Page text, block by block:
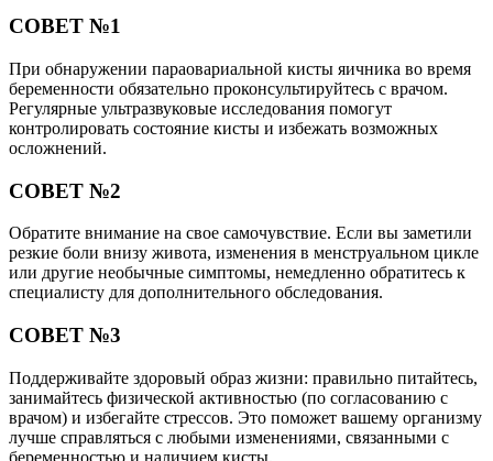
СОВЕТ №1
При обнаружении параовариальной кисты яичника во время
беременности обязательно проконсультируйтесь с врачом.
Регулярные ультразвуковые исследования помогут
контролировать состояние кисты и избежать возможных
осложнений.
СОВЕТ №2
Обратите внимание на свое самочувствие. Если вы заметили
резкие боли внизу живота, изменения в менструальном цикле
или другие необычные симптомы, немедленно обратитесь к
специалисту для дополнительного обследования.
СОВЕТ №3
Поддерживайте здоровый образ жизни: правильно питайтесь,
занимайтесь физической активностью (по согласованию с
врачом) и избегайте стрессов. Это поможет вашему организму
лучше справляться с любыми изменениями, связанными с
беременностью и наличием кисты.